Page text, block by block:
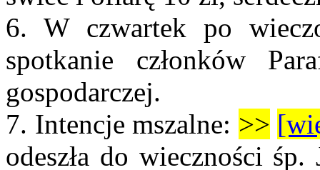
6. W czwartek po
spotkanie członków
gospodarczej.
7. Intencje mszalne: >>
odeszła do wieczności